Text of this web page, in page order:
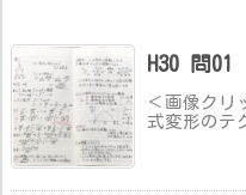
H30 問01
＜画像クリ
式変形のテ